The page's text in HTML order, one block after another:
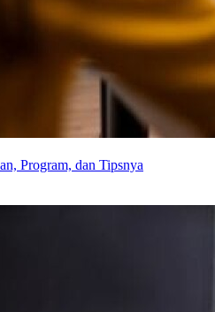
Program, dan Tipsnya